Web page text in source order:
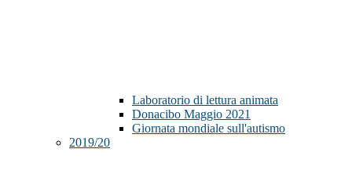
Laboratorio di lettura animata
Donacibo Maggio 2021
Giornata mondiale sull'autismo
2019/20